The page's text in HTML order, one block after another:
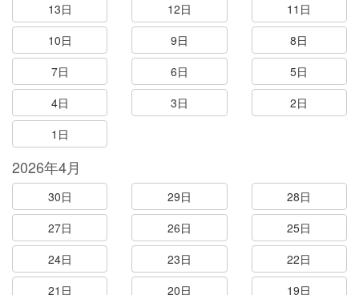
13日
12日
11日
10日
9日
8日
7日
6日
5日
4日
3日
2日
1日
2026年4月
30日 29日
28日
27日
26日
25日
24日
23日
22日
21日
20日
19日